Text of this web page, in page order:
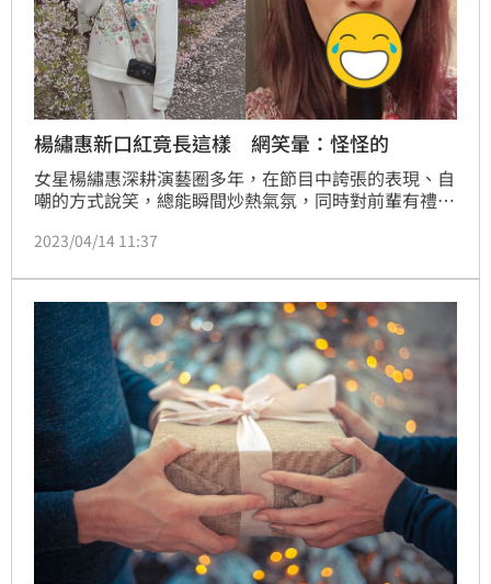
楊繡惠新口紅竟長這樣 網笑暈：怪怪的
女星楊繡惠深耕演藝圈多年，在節目中誇張的表現、自
嘲的方式說笑，總能瞬間炒熱氣氛，同時對前輩有禮、
講、能演、能跳、能舞的全能藝人，平常她也喜歡透過
友一看笑到不行。林呈育報導
2023/04/14 11:37